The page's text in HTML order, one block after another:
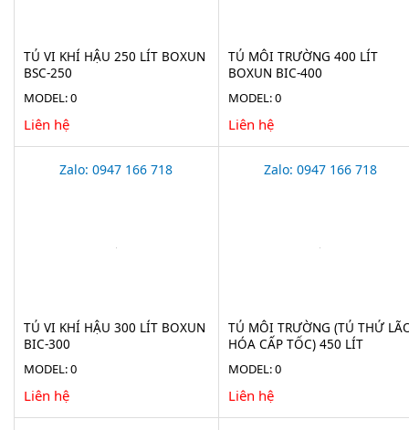
TỦ VI KHÍ HẬU 250 LÍT BOXUN
BSC-250
MODEL: 0
Liên hệ
TỦ MÔI TRƯỜNG 400 LÍT
BOXUN BIC-400
MODEL: 0
Liên hệ
Zalo: 0947 166 718
TỦ VI KHÍ HẬU 300 LÍT BOXUN
BIC-300
MODEL: 0
Liên hệ
Zalo: 0947 166 718
TỦ MÔI TRƯỜNG (TỦ THỬ
HÓA CẤP TỐC) 450 LÍT
MODEL: 0
Liên hệ